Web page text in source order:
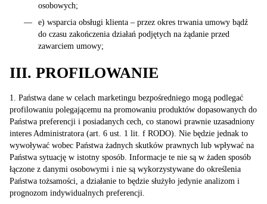
osobowych;
e) wsparcia obsługi klienta – przez okres trwania umowy bądź
do czasu zakończenia działań podjętych na żądanie przed
zawarciem umowy;
III. PROFILOWANIE
1. Państwa dane w celach marketingu bezpośredniego mogą podlegać
profilowaniu polegającemu na promowaniu produktów dopasowanych do
Państwa preferencji i posiadanych cech, co stanowi prawnie uzasadniony
interes Administratora (art. 6 ust. 1 lit. f RODO). Nie będzie jednak to
wywoływać wobec Państwa żadnych skutków prawnych lub wpływać na
Państwa sytuację w istotny sposób. Informacje te nie są w żaden sposób
łączone z danymi osobowymi i nie są wykorzystywane do określenia
Państwa tożsamości, a działanie to będzie służyło jedynie analizom i
prognozom indywidualnych preferencji.